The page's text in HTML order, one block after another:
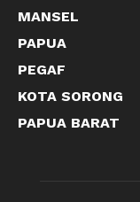
MANSEL
PAPUA
PEGAF
KOTA SORONG
PAPUA BARAT